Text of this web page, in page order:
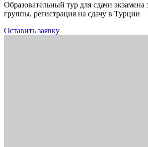
Образовательный тур для сдачи экзамена
группы, регистрация на сдачу в Турции
Оставить заявку